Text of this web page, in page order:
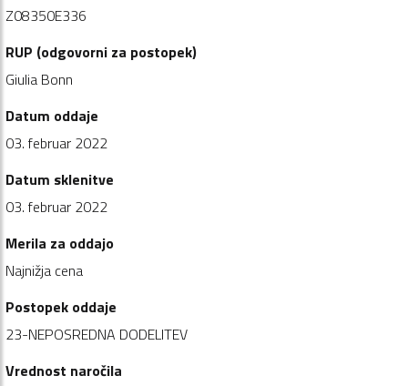
Z08350E336
RUP (odgovorni za postopek)
Giulia Bonn
Datum oddaje
03. februar 2022
Datum sklenitve
03. februar 2022
Merila za oddajo
Najnižja cena
Postopek oddaje
23-NEPOSREDNA DODELITEV
Vrednost naročila